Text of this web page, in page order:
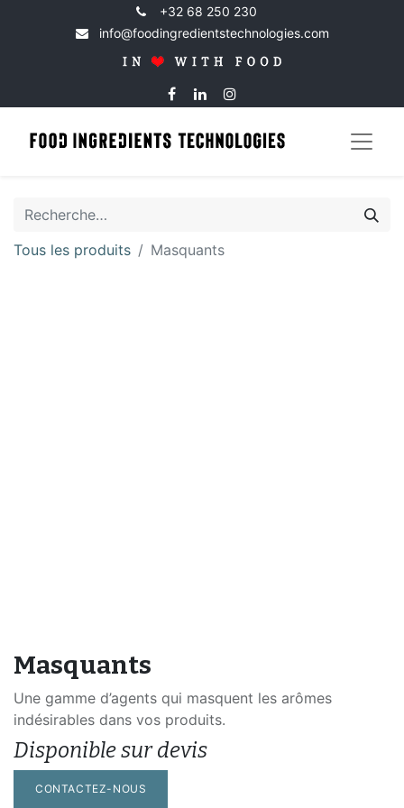
+32 68 250 230
info@foodingredientstechnologies.com
Tous les produits Masquants
Masquants
Une gamme d’agents qui masquent les arômes
indésirables dans vos produits.
Disponible sur devis
CONTACTEZ-NOUS